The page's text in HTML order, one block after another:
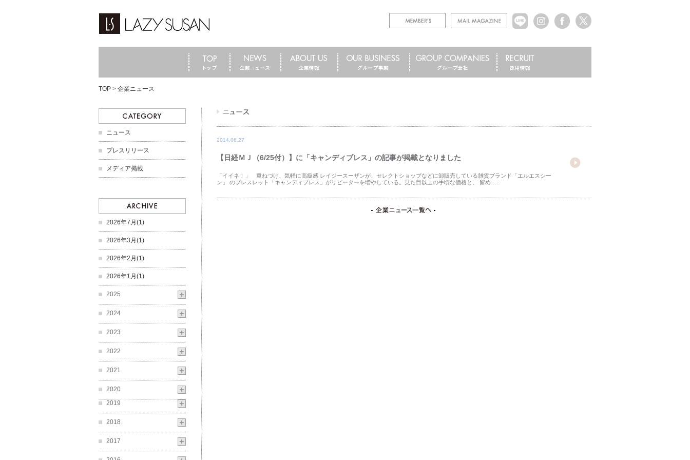
TOP > 企業ニュース
ニュース
プレスリリース
メディア掲載
2026年7月(1)
2026年3月(1)
2026年2月(1)
2026年1月(1)
2025
2024
2023
2022
2021
2020
2019
2018
2017
2014.06.27
【日経ＭＪ（6/25付）】に「キャンディブレス」の記事が掲載となりました
「イイネ！」 重ねづけ、気軽に高級感 レイジースーザンが、セレクトショップなどに卸販売している雑貨ブランド「エルエスシー
ン」 のブレスレット「キャンディブレス」がリピーターを増やしている。見た目以上の手頃な価格と、 留め…..